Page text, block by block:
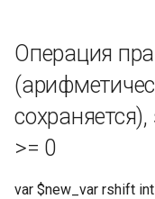
Операция
>= 0
var $new_var rshift